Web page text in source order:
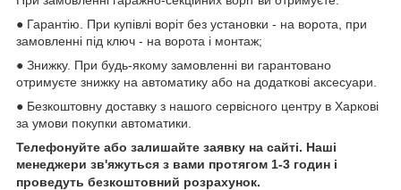
● Гарантію. При купівлі воріт без установки - на ворота, при
замовленні під ключ - на ворота і монтаж;
● Знижку. При будь-якому замовленні ви гарантовано
отримуєте знижку на автоматику або на додаткові аксесуари.
● Безкоштовну доставку з нашого сервісного центру в Харкові
за умови покупки автоматики.
Телефонуйте або залишайте заявку на сайті. Наші
менеджери зв'яжуться з вами протягом 1-3 годин і
проведуть безкоштовний розрахунок.